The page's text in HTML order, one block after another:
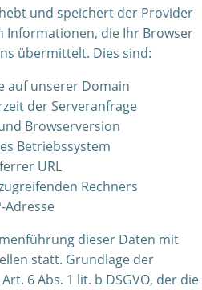
und speichert der Provider
Informationen, die Ihr Browser
übermittelt. Dies sind:
auf unserer Domain
der Serveranfrage
Browserversion
Betriebssystem
URL
Rechners
Adresse
dieser Daten mit
statt. Grundlage der
6 Abs. 1 lit. b DSGVO, der die